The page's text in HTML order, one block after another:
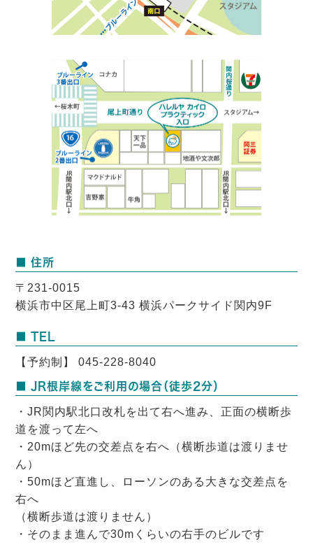
■ 住所
〒231-0015
横浜市中区尾上町3-43 横浜パークサイド関内9F
■ TEL
【予約制】 045-228-8040
■ JR根岸線をご利用の場合（徒歩2分）
・JR関内駅北口改札を出て右へ進み、正面の横断歩
道を渡って左へ
・20mほど先の交差点を右へ（横断歩道は渡りませ
ん）
・50mほど直進し、ローソンのある大きな交差点を
右へ
（横断歩道は渡りません）
・そのまま進んで30mくらいの右手のビルです